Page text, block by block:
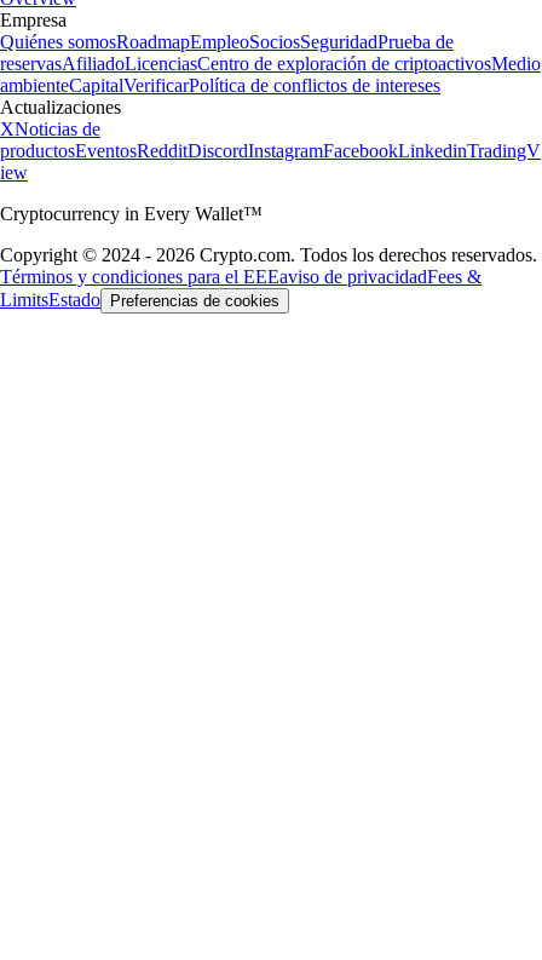
Empresa
Quiénes somosRoadmapEmpleoSociosSeguridadPrueba de
reservasAfiliadoLicenciasCentro de exploración de criptoactivosMedio
ambienteCapitalVerificarPolítica de conflictos de intereses
Actualizaciones
XNoticias de
productosEventosRedditDiscordInstagramFacebookLinkedinTradingV
iew
Cryptocurrency in Every Wallet™
Copyright © 2024 - 2026 Crypto.com. Todos los derechos reservados.
Términos y condiciones para el EEEaviso de privacidadFees &
LimitsEstado Preferencias de cookies